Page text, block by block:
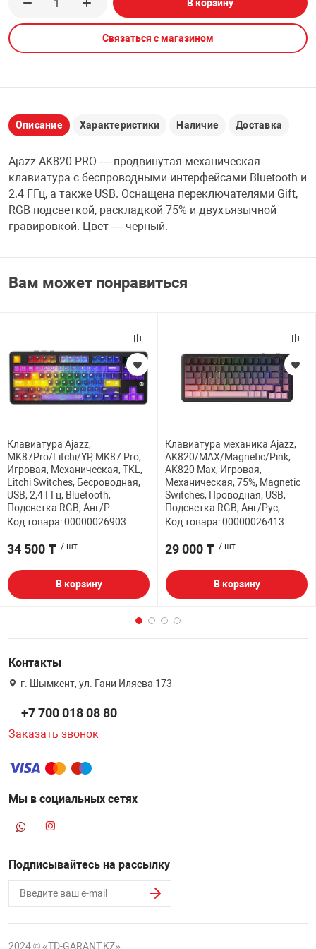
PCI АДАПТЕРЫ
USB
CARD RIDER
НАБОР ДЛЯ
CD-DVD ДИСКИ
В корзину
Связаться с магазином
Описание Характеристики Наличие Доставка
Ajazz AK820 PRO — продвинутая механическая
клавиатура с беспроводными интерфейсами Bluetooth и
2.4 ГГц, а также USB. Оснащена переключателями Gift,
RGB-подсветкой, раскладкой 75% и двухъязычной
гравировкой. Цвет — черный.
Вам может понравиться
Клавиатура Ajazz,
MK87Pro/Litchi/YP, MK87 Pro,
Игровая, Механическая, TKL,
Litchi Switches, Бесроводная,
USB, 2,4 ГГц, Bluetooth,
Подсветка RGB, Анг/Р
Код товара: 00000026903
34 500 ₸ / шт.
В корзину
Клавиатура механика Ajazz,
AK820/MAX/Magnetic/Pink,
AK820 Max, Игровая,
Механическая, 75%, Magnetic
Switches, Проводная, USB,
Подсветка RGB, Анг/Рус,
Код товара: 00000026413
29 000 ₸ / шт.
В корзину
Контакты
г. Шымкент, ул. Гани Иляева 173
+7 700 018 08 80
Заказать звонок
Мы в социальных сетях
Подписывайтесь на рассылку
2024 © «TD-GARANT.KZ»